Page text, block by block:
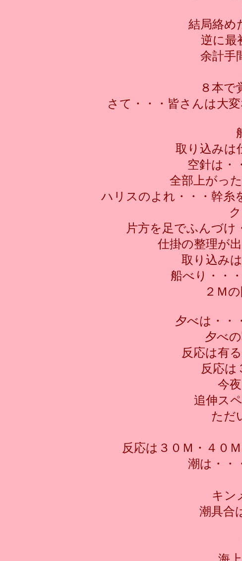
結局絡め
逆に最
余計手
８本で
さて・・・皆さんは大
取り込みは
空針は・
全部上がっ
ハリスのよれ・・・幹糸
片方を足でふんづけ
仕掛の整理が
取り込み
船べり・・
２Ｍ
夕べは・・
夕べ
反応は有
反応は
今
追伸ス
ただ
反応は３０Ｍ・４０
潮は・・
キン
潮具合